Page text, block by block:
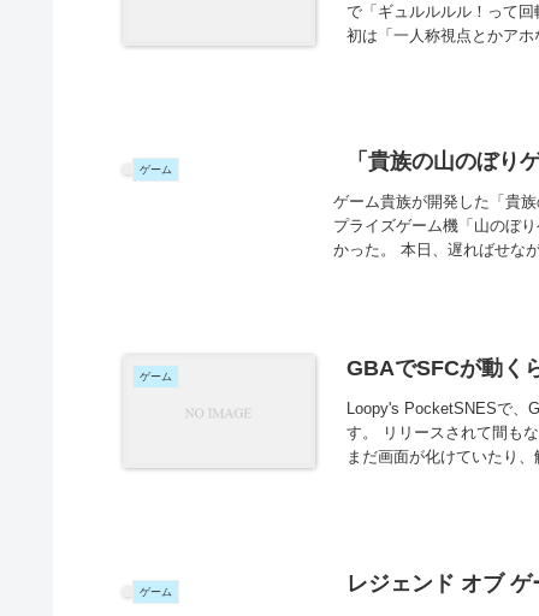
で「ギュルルルル！って
初は「一人称視点とかアホ
ゲーム 「貴族の山のぼり
ゲーム貴族が開発した「貴
プライズゲーム機「山のぼ
かった。 本日、遅ればせな
ゲーム GBAでSFCが動く
Loopy's PocketSNESで、
す。 リリースされて間も
まだ画面が化けていたり
ゲーム レジェンド オブ